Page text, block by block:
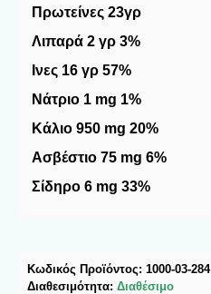
Πρωτείνες 23γρ
Λιπαρά 2 γρ 3%
Ινες 16 γρ 57%
Νάτριο 1 mg 1%
Κάλιο 950 mg 20%
Ασβέστιο 75 mg 6%
Σίδηρο 6 mg 33%
Κωδικός Προϊόντος: 1000-03-284
Διαθεσιμότητα: Διαθέσιμο